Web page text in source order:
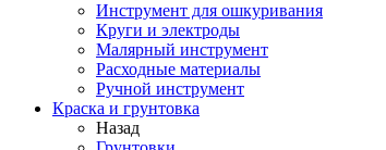
Инструмент для ошкуривания
Круги и электроды
Малярный инструмент
Расходные материалы
Ручной инструмент
Краска и грунтовка
Назад